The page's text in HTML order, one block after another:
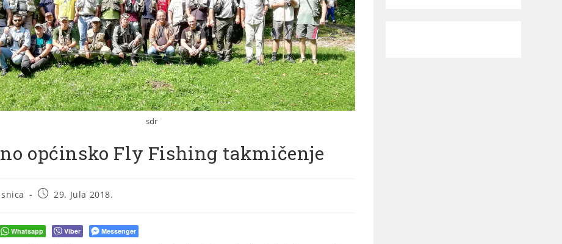
sdr
općinsko Fly Fishing takmičenje
29. Jula 2018.
Whatsapp Viber Messenger